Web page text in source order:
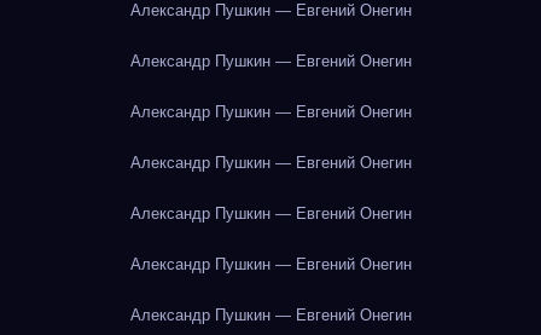
Александр Пушкин — Евгений Онегин
Александр Пушкин — Евгений Онегин
Александр Пушкин — Евгений Онегин
Александр Пушкин — Евгений Онегин
Александр Пушкин — Евгений Онегин
Александр Пушкин — Евгений Онегин
Александр Пушкин — Евгений Онегин